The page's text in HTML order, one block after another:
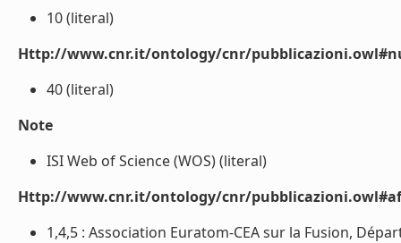
10 (literal)
Http://www.cnr.it/ontology/cnr/
40 (literal)
Note
ISI Web of Science (WOS) (literal)
Http://www.cnr.it/ontology/cnr/
1,4,5 : Association Euratom-CEA sur la Fusion,